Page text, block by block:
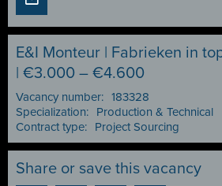
E&I Monteur | Fabrieken in
| €3.000 – €4.600
Vacancy number: 183328
Specialization:
Production & Technical
Contract type:
Project Sourcing
Share or save this vacancy